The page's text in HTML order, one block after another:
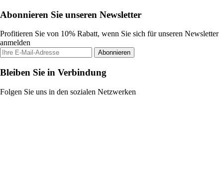
Abonnieren Sie unseren Newsletter
Profitieren Sie von 10% Rabatt, wenn Sie sich für unseren Newsletter
anmelden
Abonnieren
Bleiben Sie in Verbindung
Folgen Sie uns in den sozialen Netzwerken